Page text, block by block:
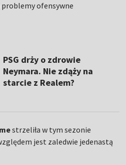
ofensywne
PSG drży o zdrowie
Neymara. Nie zdąży na
starcie z Realem?
strzeliła w tym sezonie
jest zaledwie jedenastą